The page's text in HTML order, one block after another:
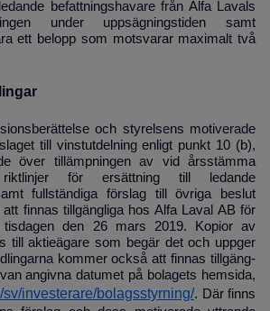
befattningshavare från Alfa Lavals
under uppsägningstiden samt
ett belopp som motsvarar maximalt två
och styrelsens motiverade
till vinstutdelning enligt punkt 10 (b),
över tillämpningen av vid årsstämma
riktlinjer för ersättning till ledande
fullständiga förslag till övriga beslut
finnas tillgängliga hos Alfa Laval AB för
tisdagen den 26 mars 2019. Kopior av
till aktieägare som begär det och uppger
kommer också att finnas tillgäng­
angivna datumet på bolagets hemsida,
investerare/bolagsstyrning/. Där finns